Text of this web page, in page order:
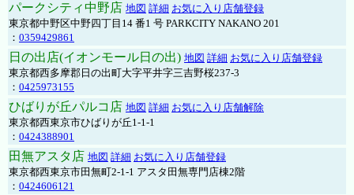
パークシティ中野店 地図 詳細 お気に入り店舗登録
東京都中野区中野四丁目14 番1 号 PARKCITY NAKANO 201
： 0359429861
日の出店(イオンモール日の出) 地図 詳細 お気に入り店舗登録
東京都西多摩郡日の出町大字平井字三吉野桜237-3
： 0425973155
ひばりが丘パルコ店 地図 詳細 お気に入り店舗解除
東京都西東京市ひばりが丘1-1-1
： 0424388901
田無アスタ店 地図 詳細 お気に入り店舗登録
東京都西東京市田無町2-1-1 アスタ田無専門店棟2階
： 0424606121